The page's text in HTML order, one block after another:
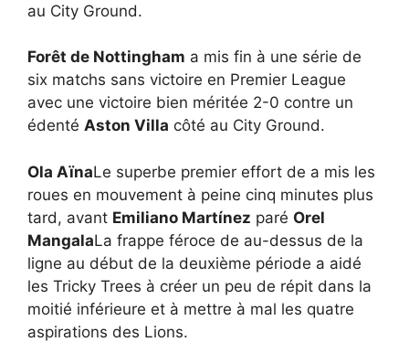
au City Ground.
Forêt de Nottingham a mis fin à une série de
six matchs sans victoire en Premier League
avec une victoire bien méritée 2-0 contre un
édenté Aston Villa côté au City Ground.
Ola AïnaLe superbe premier effort de a mis les
roues en mouvement à peine cinq minutes plus
tard, avant Emiliano Martínez paré Orel
MangalaLa frappe féroce de au-dessus de la
ligne au début de la deuxième période a aidé
les Tricky Trees à créer un peu de répit dans la
moitié inférieure et à mettre à mal les quatre
aspirations des Lions.